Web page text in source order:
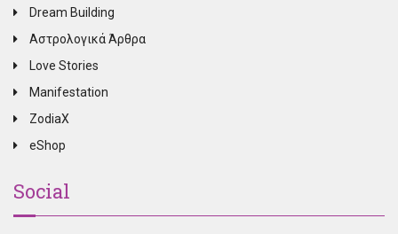
Dream Building
Αστρολογικά Άρθρα
Love Stories
Manifestation
ZodiaX
eShop
Social